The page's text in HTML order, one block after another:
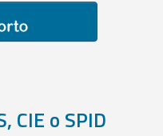
CIE o SPID